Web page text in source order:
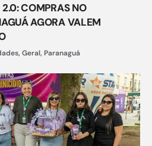
COMPRAS NO
AGORA VALEM
, Geral, Paranaguá